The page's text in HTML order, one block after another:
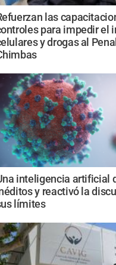
las
para impedir el
y drogas al
inteligencia artificial
y reactivó la
límites